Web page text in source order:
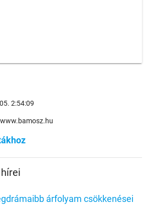
2:54:09
árfolyam csökkenései